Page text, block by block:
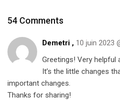
54 Comments
Demetri , 10 juin 2023
Greetings! Very helpful
It’s the little changes
important changes.
Thanks for sharing!